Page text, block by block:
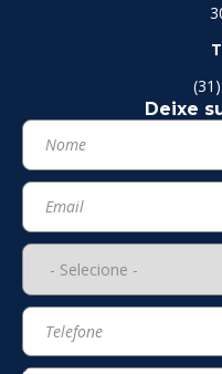
Deixe